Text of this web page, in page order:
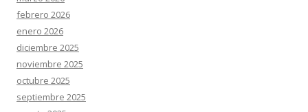
febrero 2026
enero 2026
diciembre 2025
noviembre 2025
octubre 2025
septiembre 2025